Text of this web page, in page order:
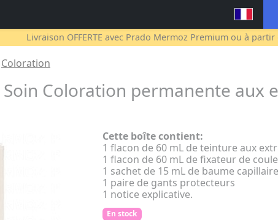
Livraison OFFERTE avec Prado Mermoz Premium ou à partir
Coloration
Soin Coloration permanente
Cette boîte contient:
1 flacon de 60 mL de teinture aux
1 flacon de 60 mL de fixateur de
1 sachet de 15 mL de baume capillaire
1 paire de gants protecteurs
1 notice explicative.
En stock